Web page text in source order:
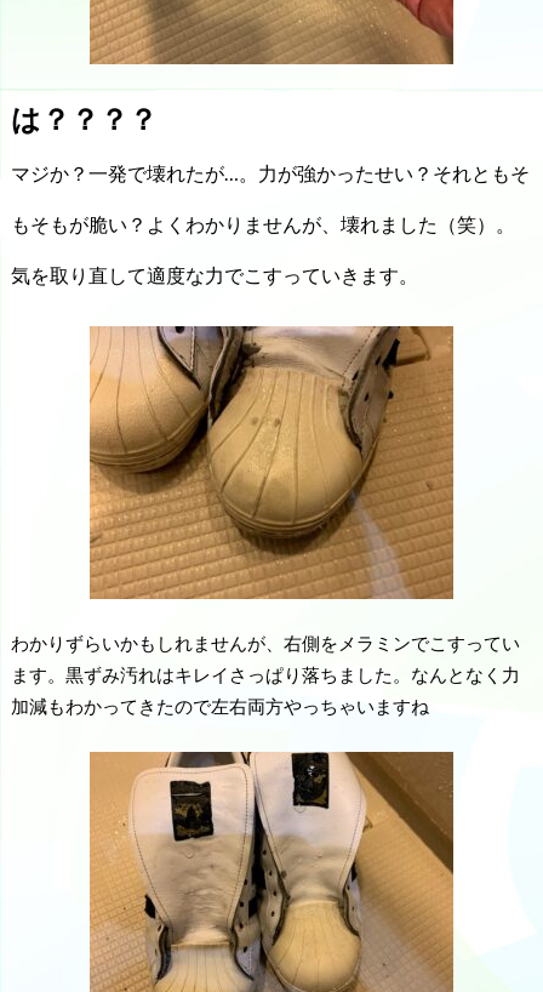
は？？？？
マジか？一発で壊れたが…。力が強かったせい？それともそ
もそもが脆い？よくわかりませんが、壊れました（笑）。
気を取り直して適度な力でこすっていきます。
わかりずらいかもしれませんが、右側をメラミンでこすってい
ます。黒ずみ汚れはキレイさっぱり落ちました。なんとなく力
加減もわかってきたので左右両方やっちゃいますね